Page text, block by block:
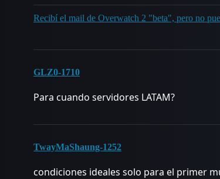
Recibí el mail de Overwatch 2 "beta", pero no
GLZ0-1710
Para cuando servidores LATAM?
TwayMaShaung-1252
condiciones ideales solo para el primer